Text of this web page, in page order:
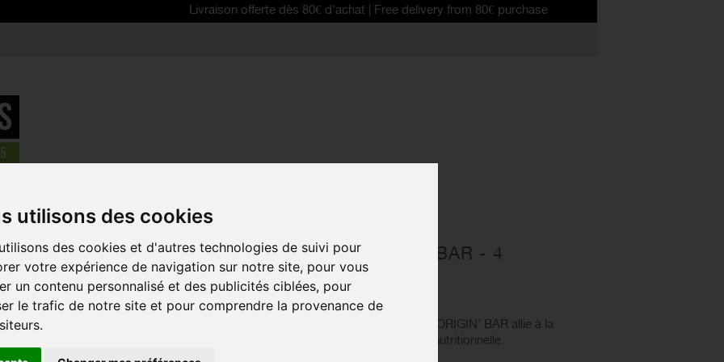
utilisons des cookies
des cookies et d'autres technologies de suivi pour
votre expérience de navigation sur notre site, pour vous
un contenu personnalisé et des publicités ciblées, pour
le trafic de notre site et pour comprendre la provenance de
Livraison offerte dès 80€ d'achat | Free delivery from 80€ purchase
Barres - Gateaux OVERSTIMS Origin'Bar - 4 barres de 40 g
OVERSTIMS ORIGIN'BAR - 4
BARRES DE 40 G
Référence : 4021
La barre OVERSTIMS énergétique ORIGIN' BAR allie à la
fois le plaisir gustatif et l'efficacité nutritionnelle.